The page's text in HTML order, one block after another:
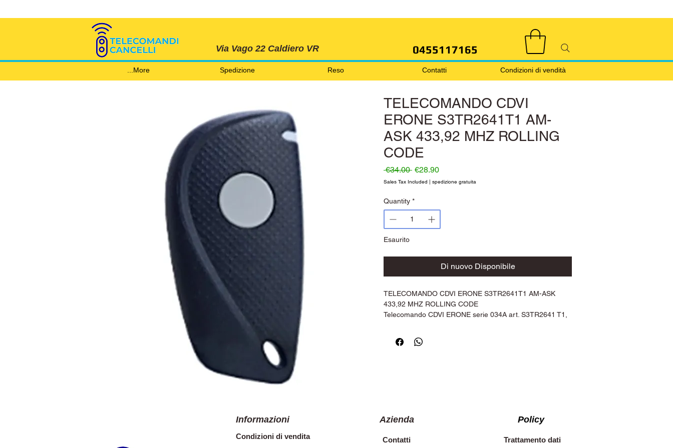
Via Vago 22 Caldiero VR 0455117165
Condizioni di vendità
Contatti
Reso
Spedizione
More...
TELECOMANDO CDVI
ERONE S3TR2641T1 AM-
ASK 433,92 MHZ ROLLING
CODE
€34.00 Regular Price
€28.90Sale Price
Sales Tax Included | spedizione gratuita
Quantity *
Esaurito
Di nuovo Disponibile
TELECOMANDO CDVI ERONE S3TR2641T1 AM-ASK
433,92 MHZ ROLLING CODE
Telecomando CDVI ERONE serie 034A art. S3TR2641 T1,
ricevente o da remoto tramite telecomando già
Informazioni
Condizioni di vendita
Azienda
Contatti
Policy
Trattamento dati